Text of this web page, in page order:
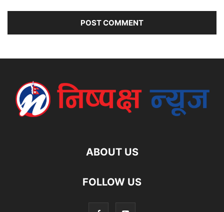
ABOUT US
FOLLOW US